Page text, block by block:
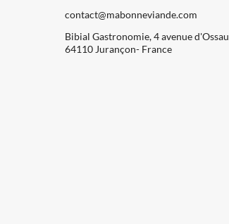
contact@mabonneviande.com
Bibial Gastronomie, 4 avenue d'Ossau
64110 Jurançon- France